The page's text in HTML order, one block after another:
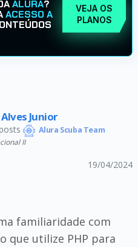
ALURA?
ACESSO A
VEJA OS
PLANOS
Junior
Alura Scuba Team
II
19/04/2024
familiaridade com
que utilize PHP para